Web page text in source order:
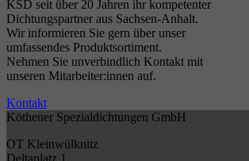
KSD seit über 20 Jahren ihr kompetenter
Dichtungspartner aus Sachsen-Anhalt.
Wir informieren Sie gern über unser
umfassendes Produktsortiment.
Nehmen Sie unverbindlich Kontakt mit
unseren Mitarbeiter:innen auf.
Kontakt
Köthener Spezialdichtungen GmbH
OT Kleinwülknitz